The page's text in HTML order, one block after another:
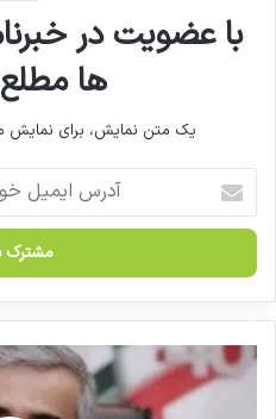
با عضویت در
ها
یک متن نمایش، برای
ر
ا
ی
م
یپ